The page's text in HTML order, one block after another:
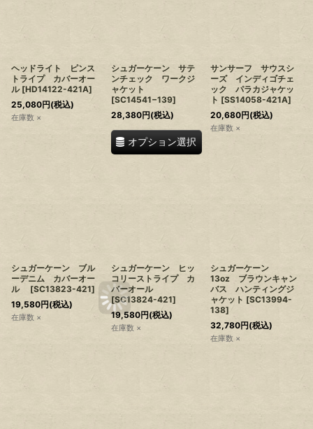
ヘッドライト ピンス
トライプ カバーオー
ル [HD14122-421A]
25,080円(税込)
在庫数 ×
シュガーケーン サテ
ンチェック ワークジ
ャケット
[SC14541−139]
28,380円(税込)
オプション選択
サンサーフ サウスシ
ーズ インディゴチェ
ック パラカジャケッ
ト [SS14058-421A]
20,680円(税込)
在庫数 ×
シュガーケーン ブル
ーデニム カバーオー
ル
[SC13823-421]
19,580円(税込)
在庫数 ×
シュガーケーン ヒッ
コリーストライプ カ
バーオール
[SC13824-421]
19,580円(税込)
在庫数 ×
シュガーケーン
13oz ブラウンキャン
バス ハンティングジ
ャケット [SC13994-
138]
32,780円(税込)
在庫数 ×